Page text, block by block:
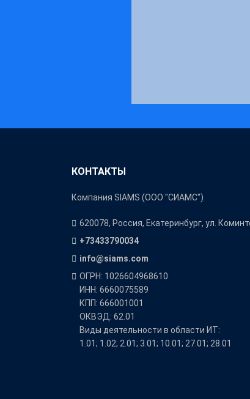
КОНТАКТЫ
Компания SIAMS (ООО "СИАМС")
620078, Россия, Екатеринбург, ул.
+73433790034
info@siams.com
ОГРН: 1026604968610
ИНН: 6660075589
КПП: 666001001
ОКВЭД: 62.01
Виды деятельности в области ИТ:
1.01; 1.02; 2.01; 3.01; 10.01; 27.01; 28.01